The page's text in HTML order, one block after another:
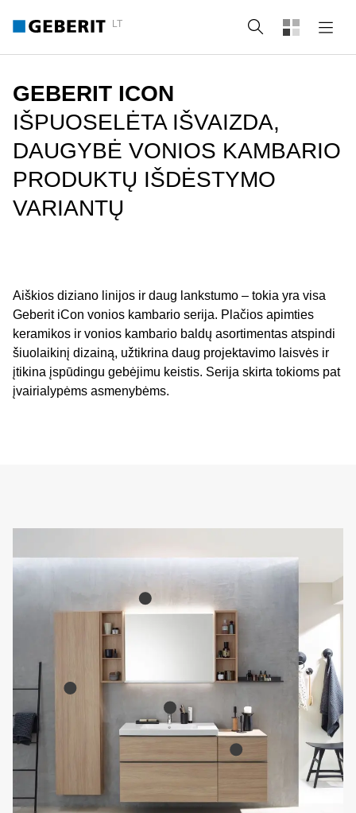
LT Paieška
GEBERIT ICON
IŠPUOSELĖTA IŠVAIZDA,
DAUGYBĖ VONIOS KAMBARIO
PRODUKTŲ IŠDĖSTYMO
VARIANTŲ
Aiškios diziano linijos ir daug lankstumo – tokia yra visa
Geberit iCon vonios kambario serija. Plačios apimties
keramikos ir vonios kambario baldų asortimentas atspindi
šiuolaikinį dizainą, užtikrina daug projektavimo laisvės ir
įtikina įspūdingu gebėjimu keistis. Serija skirta tokioms pat
įvairialypėms asmenybėms.